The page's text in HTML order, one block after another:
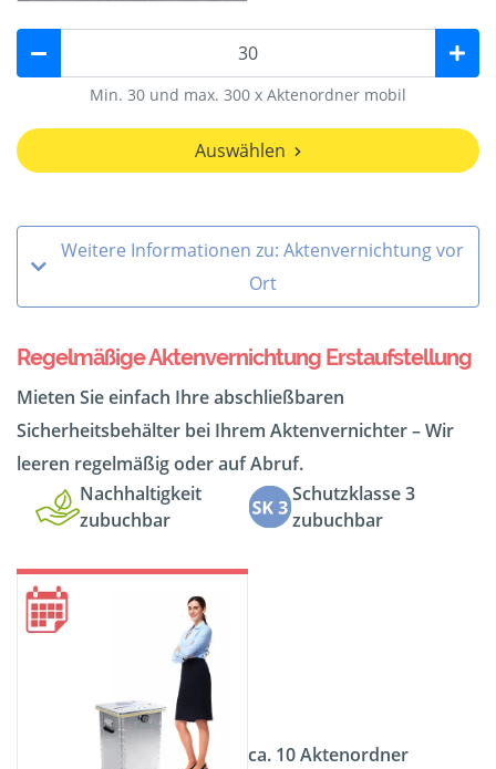
Min. 30 und max. 300 x Aktenordner mobil
Auswählen
Weitere Informationen zu: Aktenvernichtung vor
Ort
Regelmäßige Aktenvernichtung Erstaufstellung
Mieten Sie einfach Ihre abschließbaren
Sicherheitsbehälter bei Ihrem Aktenvernichter – Wir
leeren regelmäßig oder auf Abruf.
Nachhaltigkeit
zubuchbar
Schutzklasse 3
zubuchbar
ca. 10 Aktenordner